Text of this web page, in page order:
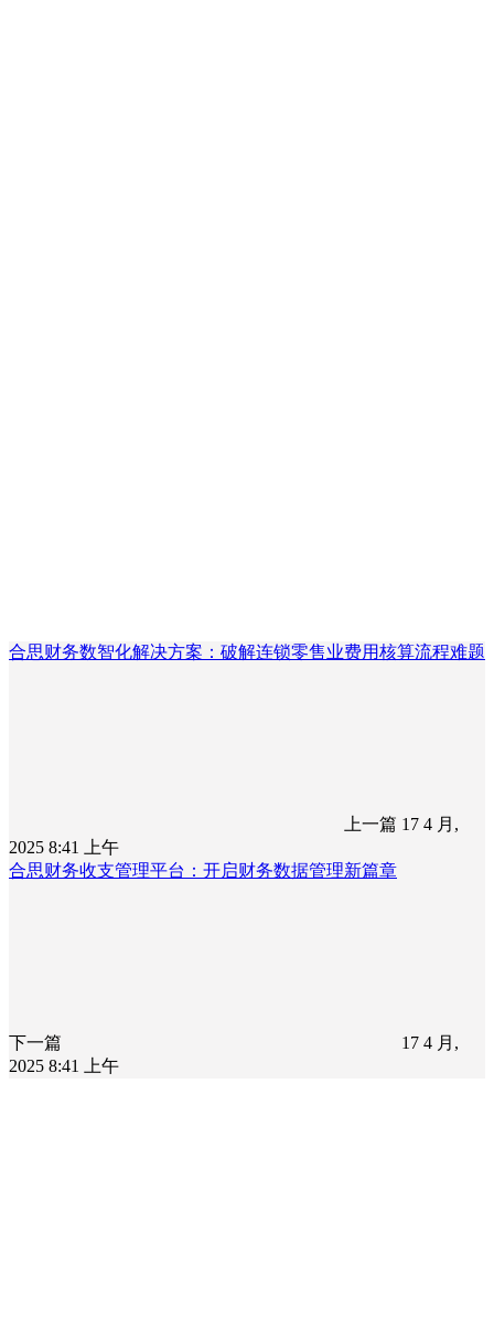
合思财务数智化解决方案：破解连锁零售业费用核算流程难题
上一篇 17 4 月,
2025 8:41 上午
合思财务收支管理平台：开启财务数据管理新篇章
下一篇
17 4 月,
2025 8:41 上午